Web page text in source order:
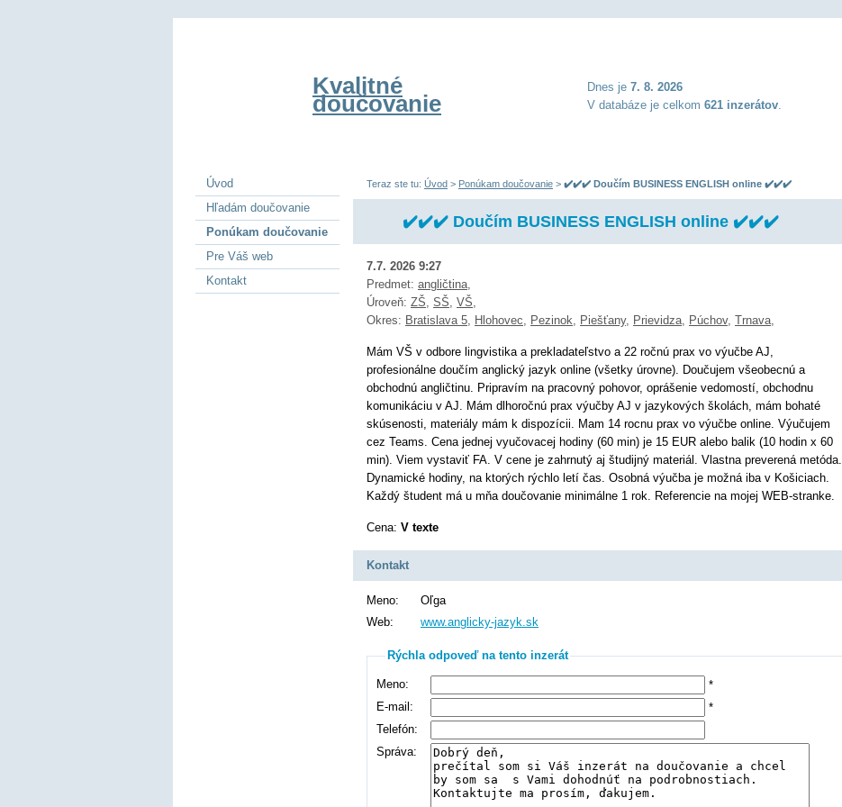
Kvalitné
doučovanie
Dnes je 7. 8. 2026
V databáze je celkom 621 inzerátov.
Teraz ste tu: Úvod > Ponúkam doučovanie > ✔️✔️✔️ Doučím BUSINESS ENGLISH online ✔️✔️✔️
✔️✔️✔️ Doučím BUSINESS ENGLISH online ✔️✔️✔️
7.7. 2026 9:27
Predmet: angličtina,
Úroveň: ZŠ, SŠ, VŠ,
Okres: Bratislava 5, Hlohovec, Pezinok, Piešťany, Prievidza, Púchov, Trnava,
Mám VŠ v odbore lingvistika a prekladateľstvo a 22 ročnú prax vo výučbe AJ,
profesionálne doučím anglický jazyk online (všetky úrovne). Doučujem všeobecnú a
obchodnú angličtinu. Pripravím na pracovný pohovor, oprášenie vedomostí, obchodnu
komunikáciu v AJ. Mám dlhoročnú prax výučby AJ v jazykových školách, mám bohaté
skúsenosti, materiály mám k dispozícii. Mam 14 rocnu prax vo výučbe online. Výučujem
cez Teams. Cena jednej vyučovacej hodiny (60 min) je 15 EUR alebo balik (10 hodin x 60
min). Viem vystaviť FA. V cene je zahrnutý aj študijný materiál. Vlastna preverená metóda.
Dynamické hodiny, na ktorých rýchlo letí čas. Osobná výučba je možná iba v Košiciach.
Každý študent má u mňa doučovanie minimálne 1 rok. Referencie na mojej WEB-stranke.
Cena: V texte
Kontakt
Meno:
Oľga
Web:
www.anglicky-jazyk.sk
Rýchla odpoveď na tento inzerát
Meno:
*
E-mail:
*
Telefón:
Správa:
Úvod
Hľadám doučovanie
Ponúkam doučovanie
Pre Váš web
Kontakt